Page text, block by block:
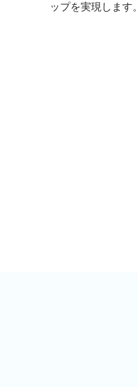
ップを実現します。